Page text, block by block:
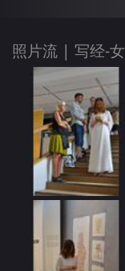
照片流 | 写经-女